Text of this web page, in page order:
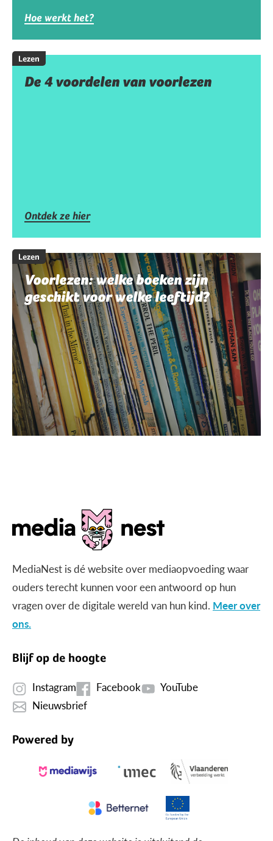
Hoe werkt het?
Lezen
De 4 voordelen van voorlezen
Ontdek ze hier
Lezen
Voorlezen: welke boeken zijn
geschikt voor welke leeftijd?
MediaNest is dé website over mediaopvoeding waar
ouders terecht kunnen voor een antwoord op hun
vragen over de digitale wereld van hun kind. Meer over
ons.
Blijf op de hoogte
Instagram Facebook
YouTube
Nieuwsbrief
Powered by